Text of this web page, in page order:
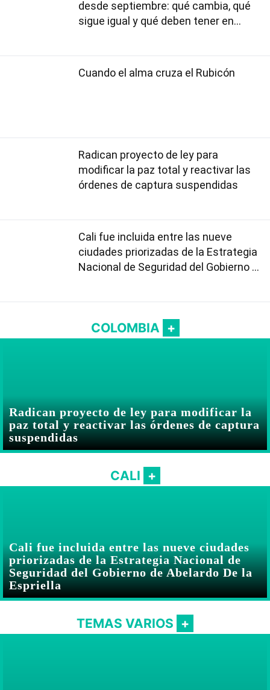
desde septiembre: qué cambia, qué
sigue igual y qué deben tener en
Cuando el alma cruza el Rubicón
Radican proyecto de ley para
modificar la paz total y reactivar las
órdenes de captura suspendidas
Cali fue incluida entre las nueve
ciudades priorizadas de la Estrategia
Nacional de Seguridad del Gobierno de
COLOMBIA
Radican proyecto de ley para modificar la
paz total y reactivar las órdenes de captura
suspendidas
CALI
Cali fue incluida entre las nueve ciudades
priorizadas de la Estrategia Nacional de
Seguridad del Gobierno de Abelardo De la
Espriella
TEMAS VARIOS